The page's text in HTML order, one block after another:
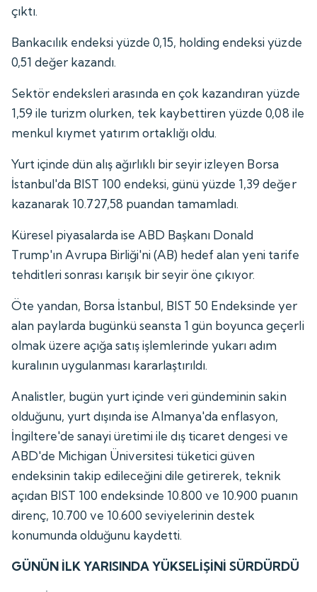
çıktı.
Bankacılık endeksi yüzde 0,15, holding endeksi yüzde
0,51 değer kazandı.
Sektör endeksleri arasında en çok kazandıran yüzde
1,59 ile turizm olurken, tek kaybettiren yüzde 0,08 ile
menkul kıymet yatırım ortaklığı oldu.
Yurt içinde dün alış ağırlıklı bir seyir izleyen Borsa
İstanbul'da BIST 100 endeksi, günü yüzde 1,39 değer
kazanarak 10.727,58 puandan tamamladı.
Küresel piyasalarda ise ABD Başkanı Donald
Trump'ın Avrupa Birliği'ni (AB) hedef alan yeni tarife
tehditleri sonrası karışık bir seyir öne çıkıyor.
Öte yandan, Borsa İstanbul, BIST 50 Endeksinde yer
alan paylarda bugünkü seansta 1 gün boyunca geçerli
olmak üzere açığa satış işlemlerinde yukarı adım
kuralının uygulanması kararlaştırıldı.
Analistler, bugün yurt içinde veri gündeminin sakin
olduğunu, yurt dışında ise Almanya'da enflasyon,
İngiltere'de sanayi üretimi ile dış ticaret dengesi ve
ABD'de Michigan Üniversitesi tüketici güven
endeksinin takip edileceğini dile getirerek, teknik
açıdan BIST 100 endeksinde 10.800 ve 10.900 puanın
direnç, 10.700 ve 10.600 seviyelerinin destek
konumunda olduğunu kaydetti.
GÜNÜN İLK YARISINDA YÜKSELİŞİNİ SÜRDÜRDÜ